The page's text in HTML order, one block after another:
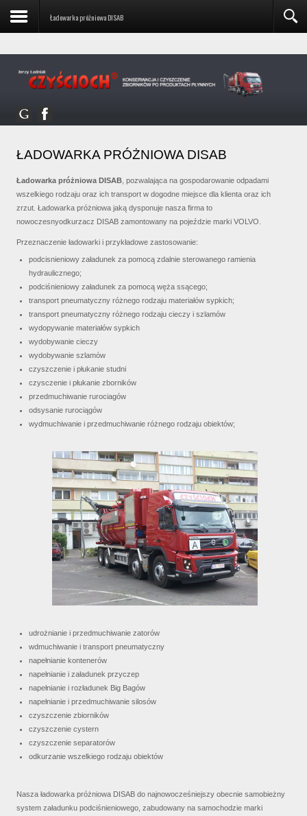
czyscioch.biuro@czyscioch-szczecin.pl
Ładowarka próżniowa DISAB
ŁADOWARKA PRÓŻNIOWA DISAB
Ładowarka próżniowa DISAB, pozwalająca na gospodarowanie odpadami
wszelkiego rodzaju oraz ich transport w dogodne miejsce dla klienta oraz ich
zrzut. Ładowarka próżniowa jaką dysponuje nasza firma to
nowoczesnyodkurzacz DISAB zamontowany na pojeździe marki VOLVO.
Przeznaczenie ładowarki i przykładowe zastosowanie:
podcisnieniowy załadunek za pomocą zdalnie sterowanego ramienia
hydraulicznego;
podciśnieniowy załadunek za pomocą węża ssącego;
transport pneumatyczny różnego rodzaju materiałów sypkich;
transport pneumatyczny różnego rodzaju cieczy i szlamów
wydopywanie materiałów sypkich
wydobywanie cieczy
wydobywanie szlamów
czyszczenie i płukanie studni
czysczenie i płukanie zborników
przedmuchiwanie rurociagów
odsysanie rurociągów
wydmuchiwanie i przedmuchiwanie różnego rodzaju obiektów;
udrożnianie i przedmuchiwanie zatorów
wdmuchiwanie i transport pneumatyczny
napełnianie kontenerów
napełnianie i załadunek przyczep
napełnianie i rozładunek Big Bagów
napełnianie i przedmuchiwanie silosów
czyszczenie zbiorników
czyszczenie cystern
czyszczenie separatorów
odkurzanie wszelkiego rodzaju obiektów
Nasza ładowarka próżniowa DISAB do najnowocześniejszy obecnie samobieżny
system załadunku podciśnieniowego, zabudowany na samochodzie marki